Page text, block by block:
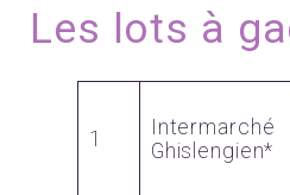
Les lots à
1
Intermarché
Ghislengien*